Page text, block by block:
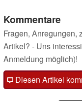
Kommentare
Fragen, Anregungen,
Artikel? - Uns
Anmeldung möglich)!
Diesen Artikel